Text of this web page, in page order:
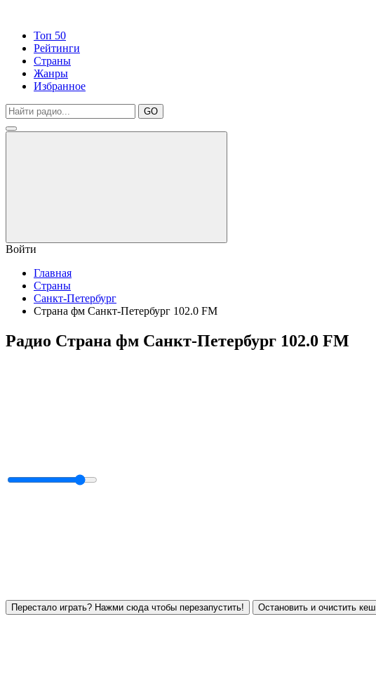
Топ 50
Рейтинги
Страны
Жанры
Избранное
GO
Войти
Главная
Страны
Санкт-Петербург
Страна фм Санкт-Петербург 102.0 FM
Радио Страна фм Санкт-Петербург 102.0 FM
Перестало играть? Нажми сюда чтобы перезапустить! Остановить и очистить кеш.